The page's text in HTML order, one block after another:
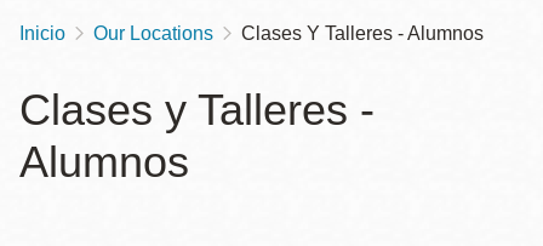
Sobrescribir
de
ayuda
Inicio Our Locations Clases Y Talleres - Alumnos
Clases y Talleres -
Alumnos